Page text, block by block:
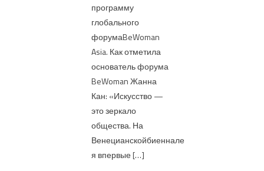
программу
глобального
форумаBeWoman
Asia. Как отметила
основатель форума
BeWoman Жанна
Кан: «Искусство —
это зеркало
общества. На
Венецианскойбиеннале
я впервые […]